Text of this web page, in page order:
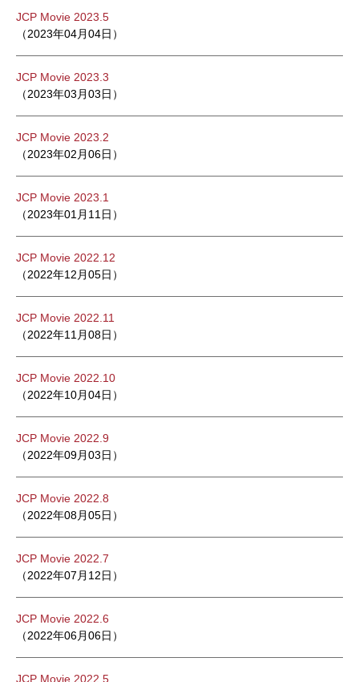
JCP Movie 2023.5
（2023年04月04日）
JCP Movie 2023.3
（2023年03月03日）
JCP Movie 2023.2
（2023年02月06日）
JCP Movie 2023.1
（2023年01月11日）
JCP Movie 2022.12
（2022年12月05日）
JCP Movie 2022.11
（2022年11月08日）
JCP Movie 2022.10
（2022年10月04日）
JCP Movie 2022.9
（2022年09月03日）
JCP Movie 2022.8
（2022年08月05日）
JCP Movie 2022.7
（2022年07月12日）
JCP Movie 2022.6
（2022年06月06日）
JCP Movie 2022.5